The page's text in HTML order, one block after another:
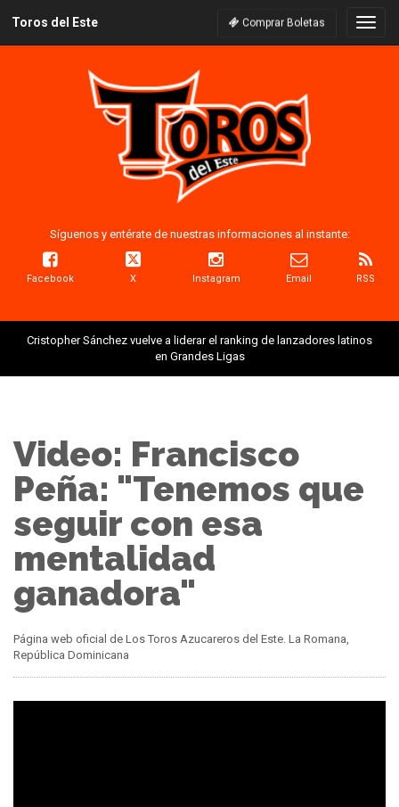
Toros del Este Comprar Boletas
Síguenos y entérate de nuestras informaciones al instante:
Facebook X Instagram Email RSS
Cristopher Sánchez vuelve a liderar el ranking de lanzadores latinos
en Grandes Ligas
Video: Francisco
Peña: "Tenemos que
seguir con esa
mentalidad
ganadora"
Página web oficial de Los Toros Azucareros del Este. La Romana,
República Dominicana